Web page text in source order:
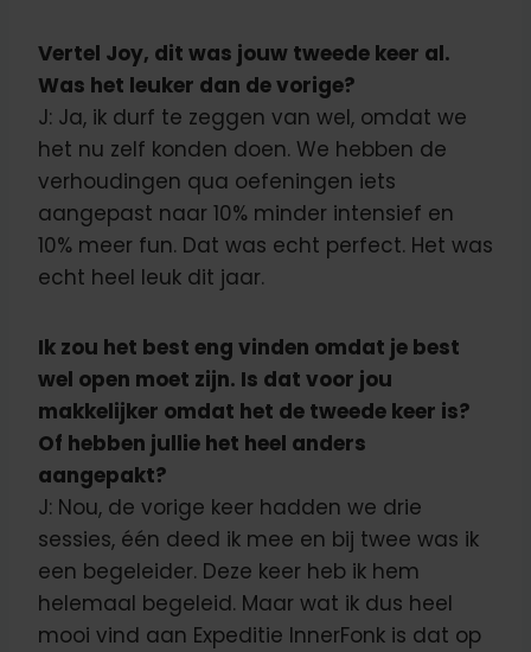
Vertel Joy, dit was jouw tweede keer al.
Was het leuker dan de vorige?
J: Ja, ik durf te zeggen van wel, omdat we
het nu zelf konden doen. We hebben de
verhoudingen qua oefeningen iets
aangepast naar 10% minder intensief en
10% meer fun. Dat was echt perfect. Het was
echt heel leuk dit jaar.
Ik zou het best eng vinden omdat je best
wel open moet zijn. Is dat voor jou
makkelijker omdat het de tweede keer is?
Of hebben jullie het heel anders
aangepakt?
J: Nou, de vorige keer hadden we drie
sessies, één deed ik mee en bij twee was ik
een begeleider. Deze keer heb ik hem
helemaal begeleid. Maar wat ik dus heel
mooi vind aan Expeditie InnerFonk is dat op